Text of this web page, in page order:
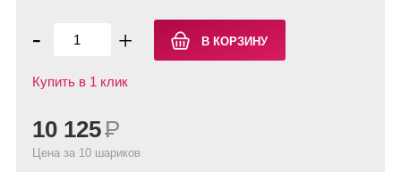
- +
Купить в 1 клик
10 125Р
Цена за 10 шариков